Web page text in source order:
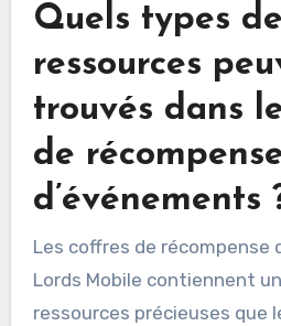
Quels types de
ressources
trouvés dans
de
d’événements
Les coffres de récompense
Lords Mobile contiennent
ressources précieuses que